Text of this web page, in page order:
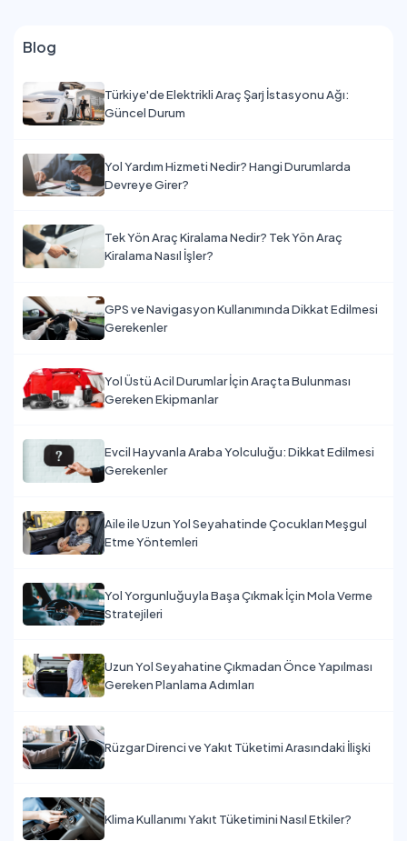
Blog
Türkiye'de Elektrikli Araç Şarj İstasyonu Ağı:
Güncel Durum
Yol Yardım Hizmeti Nedir? Hangi Durumlarda
Devreye Girer?
Tek Yön Araç Kiralama Nedir? Tek Yön Araç
Kiralama Nasıl İşler?
GPS ve Navigasyon Kullanımında Dikkat Edilmesi
Gerekenler
Yol Üstü Acil Durumlar İçin Araçta Bulunması
Gereken Ekipmanlar
Evcil Hayvanla Araba Yolculuğu: Dikkat Edilmesi
Gerekenler
Aile ile Uzun Yol Seyahatinde Çocukları Meşgul
Etme Yöntemleri
Yol Yorgunluğuyla Başa Çıkmak İçin Mola Verme
Stratejileri
Uzun Yol Seyahatine Çıkmadan Önce Yapılması
Gereken Planlama Adımları
Rüzgar Direnci ve Yakıt Tüketimi Arasındaki İlişki
Klima Kullanımı Yakıt Tüketimini Nasıl Etkiler?